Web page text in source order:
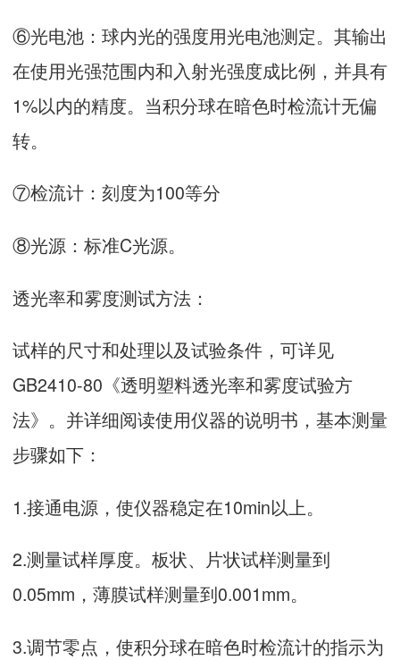
⑥光电池：球内光的强度用光电池测定。其输出
在使用光强范围内和入射光强度成比例，并具有
1%以内的精度。当积分球在暗色时检流计无偏
转。
⑦检流计：刻度为100等分
⑧光源：标准C光源。
透光率和雾度测试方法：
试样的尺寸和处理以及试验条件，可详见
GB2410-80《透明塑料透光率和雾度试验方
法》。并详细阅读使用仪器的说明书，基本测量
步骤如下：
1.接通电源，使仪器稳定在10min以上。
2.测量试样厚度。板状、片状试样测量到
0.05mm，薄膜试样测量到0.001mm。
3.调节零点，使积分球在暗色时检流计的指示为